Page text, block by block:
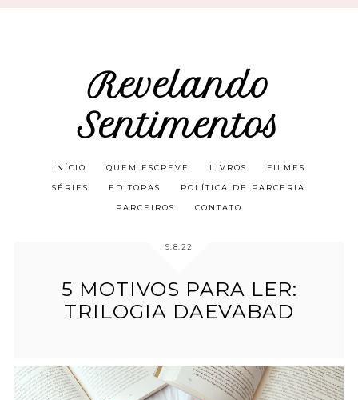
Revelando
Sentimentos
INÍCIO QUEM ESCREVE LIVROS FILMES
SÉRIES EDITORAS POLÍTICA DE PARCERIA
PARCEIROS CONTATO
9.8.22
5 MOTIVOS PARA LER:
TRILOGIA DAEVABAD